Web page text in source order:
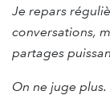
Je repars
conversations,
partages
On ne juge